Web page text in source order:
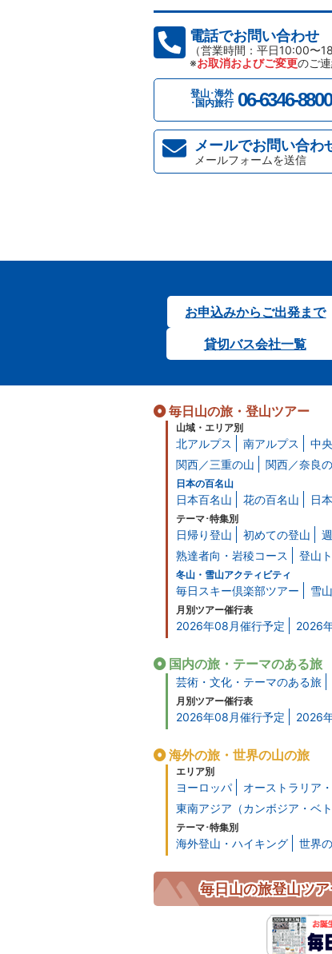
電話でお問い合わせ
（営業時間：平日10:00〜
※お取消およびご変更のご
登山･海外
･国内旅行 06-6346-8800
メールでお問い合わ
メールフォームを送信
お申込みからご出発まで
貸切バス会社一覧
毎日山の旅・登山ツアー
山域・エリア別
北アルプス 南アルプス 中
関西／三重の山
関西／奈良
日本の百名山
日本百名山 花の百名山 日
テーマ･特集別
日帰り登山 初めての登山
熟達者向・岩稜コース
登山
冬山・雪山アクティビティ
毎日スキー倶楽部ツアー 雪
月別ツアー催行表
2026年08月催行予定 2026
国内の旅・テーマのある旅
芸術・文化・テーマのある旅
月別ツアー催行表
2026年08月催行予定 2026
海外の旅・世界の山の旅
エリア別
ヨーロッパ オーストラリア
東南アジア（カンボジア・ベ
テーマ･特集別
海外登山・ハイキング 世界
毎日山の旅登山ツ